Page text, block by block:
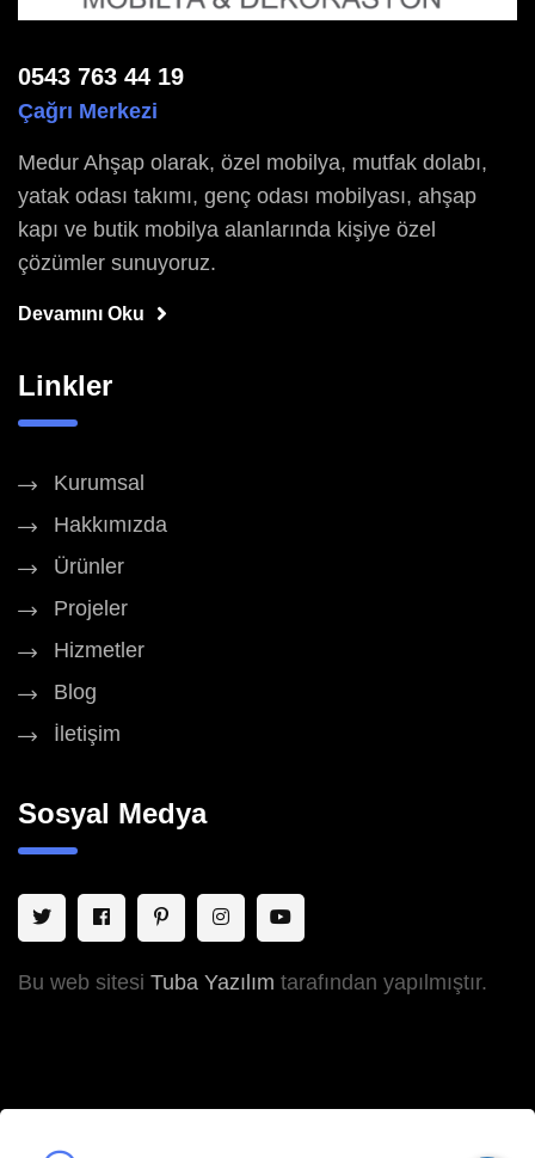
0543 763 44 19
Çağrı Merkezi
Medur Ahşap olarak, özel mobilya, mutfak dolabı,
yatak odası takımı, genç odası mobilyası, ahşap
kapı ve butik mobilya alanlarında kişiye özel
çözümler sunuyoruz.
Devamını Oku
Linkler
Kurumsal
Hakkımızda
Ürünler
Projeler
Hizmetler
Blog
İletişim
Sosyal Medya
Bu web sitesi Tuba Yazılım tarafından yapılmıştır.